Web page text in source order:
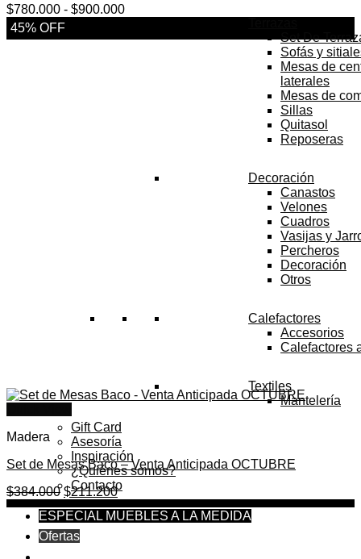
Set De
Sofás y
Mesas de
laterales
Mesas de
Sillas
Quitasol
Reposeras
Decoración
Canastos
Velones
Cuadros
Vasijas y
Percheros
Decoración
Otros
Calefactores
Accesorios
Calefactores
Textiles
Mantelería
Gift Card
Asesoría
Inspiración
¿Quiénes somos?
Contacto
ESPECIAL MUEBLES A LA MEDIDA
Ofertas
$780.000 - $900.000Rango
precios:
45% OFF
Madera
Set de Mesas Baco – Venta Anticipada OCTUBRE
$384.000 El
precio
original
era:
$211.200El
precio
actual